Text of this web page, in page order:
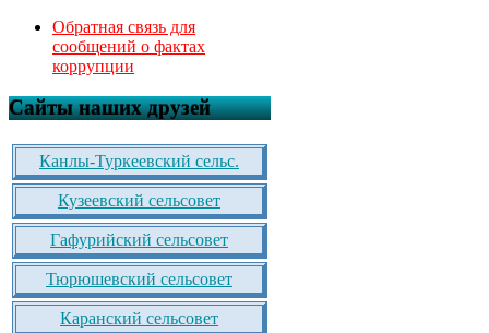
Обратная связь для
сообщений о фактах
коррупции
Сайты наших друзей
Канлы-Туркеевский сельс.
Кузеевский сельсовет
Гафурийский сельсовет
Тюрюшевский сельсовет
Каранский сельсовет